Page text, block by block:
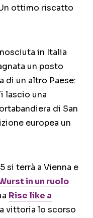
ottimo riscatto
in Italia
un posto
di un altro Paese:
lascio una
di San
europea un
si terrà a Vienna e
in un ruolo
Rise like a
vittoria lo scorso